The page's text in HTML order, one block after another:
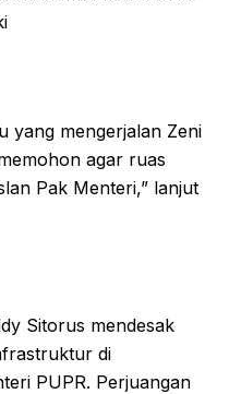
yang mengerjalan Zeni
agar ruas
Pak Menteri,” lanjut
Sitorus mendesak
di
PUPR. Perjuangan